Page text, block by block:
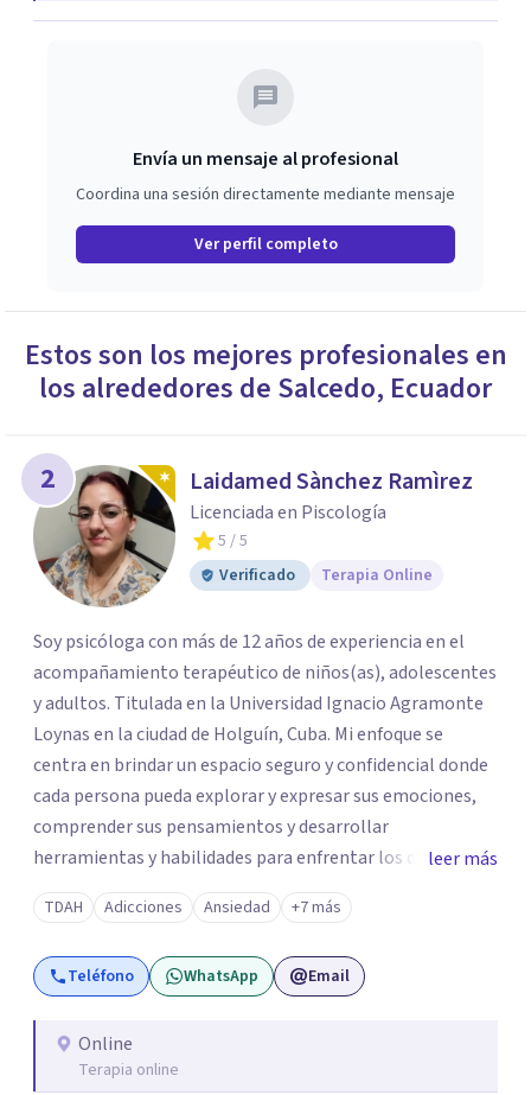
Envía un mensaje al profesional
Coordina una sesión directamente mediante mensaje
Ver perfil completo
Estos son los mejores profesionales en
los alrededores de Salcedo, Ecuador
2 Laidamed Sànchez Ramìrez
Licenciada en Piscología
5 / 5
Verificado
Terapia Online
Soy psicóloga con más de 12 años de experiencia en el
acompañamiento terapéutico de niños(as), adolescentes
y adultos. Titulada en la Universidad Ignacio Agramonte
Loynas en la ciudad de Holguín, Cuba. Mi enfoque se
centra en brindar un espacio seguro y confidencial donde
cada persona pueda explorar y expresar sus emociones,
comprender sus pensamientos y desarrollar
herramientas y habilidades para enfrentar los desafíos de
la vida en su día a día. Creo firmemente que cada individuo
posee la capacidad de transformar su vida. Mi labor
consiste en acompañar a cada persona en este proceso
con empatía, profesionalismo, confidencialidad y
bienestar emocional e integral y el crecimiento personal
de cada persona permitiendo recibir apoyo profesional y
leer más
TDAH Adicciones Ansiedad +7 más
Teléfono WhatsApp Email
Online
Terapia online